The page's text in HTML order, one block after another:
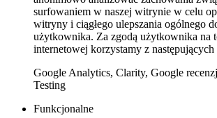
surfowaniem w naszej witrynie w celu
witryny i ciągłego ulepszania ogólnego
użytkownika. Za zgodą użytkownika na
internetowej korzystamy z następujących
Google Analytics, Clarity, Google
Testing
Funkcjonalne